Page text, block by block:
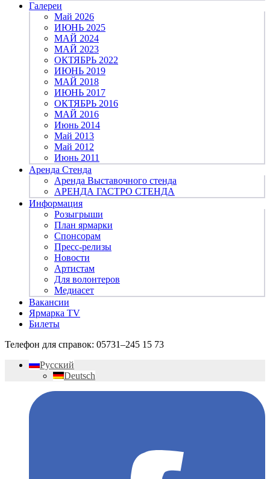
Галереи
Май 2026
ИЮНЬ 2025
МАЙ 2024
МАЙ 2023
ОКТЯБРЬ 2022
ИЮНЬ 2019
МАЙ 2018
ИЮНЬ 2017
ОКТЯБРЬ 2016
МАЙ 2016
Июнь 2014
Май 2013
Май 2012
Июнь 2011
Аренда Стенда
Аренда Выставочного стенда
АРЕНДА ГАСТРО СТЕНДА
Информация
Розыгрыши
План ярмарки
Спонсорам
Пресс-релизы
Новости
Артистам
Для волонтеров
Медиасет
Вакансии
Ярмарка TV
Билеты
Телефон для справок: 05731–245 15 73
Русский
Deutsch